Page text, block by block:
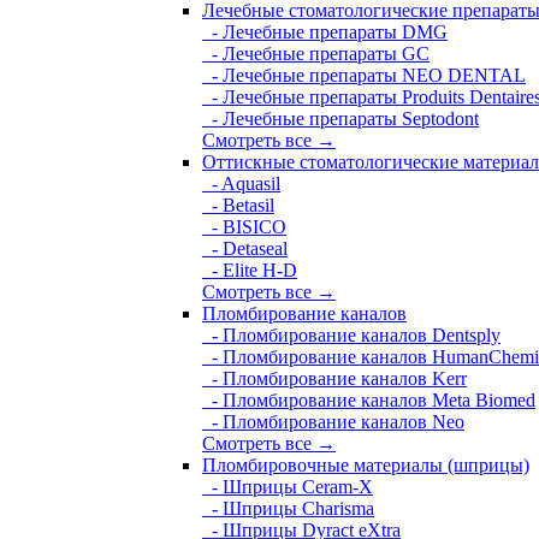
Лечебные стоматологические препараты
- Лечебные препараты DMG
- Лечебные препараты GC
- Лечебные препараты NEO DENTAL
- Лечебные препараты Produits
- Лечебные препараты Septodont
Смотреть все →
Оттискные стоматологические
- Aquasil
- Betasil
- BISICO
- Detaseal
- Elite H-D
Смотреть все →
Пломбирование каналов
- Пломбирование каналов Dentsply
- Пломбирование каналов
- Пломбирование каналов Kerr
- Пломбирование каналов Meta Biomed
- Пломбирование каналов Neo
Смотреть все →
Пломбировочные материалы (шприцы)
- Шприцы Ceram-X
- Шприцы Charisma
- Шприцы Dyract eXtra